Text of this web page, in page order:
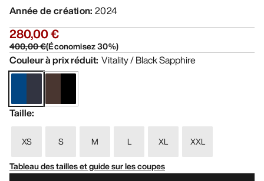
Année de création: 2024
280,00 €
400,00 €(Économisez30%)
Couleur à prix réduit: Vitality / Black Sapphire
Taille:
XS S M L XL
XXL
Tableau des tailles et guide sur les coupes